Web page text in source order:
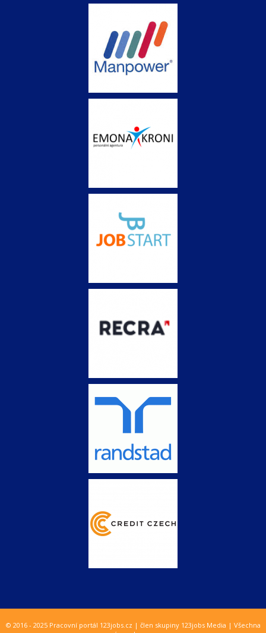
© 2016 - 2025 Pracovní portál 123jobs.cz | člen skupiny 123jobs Media | Všechna